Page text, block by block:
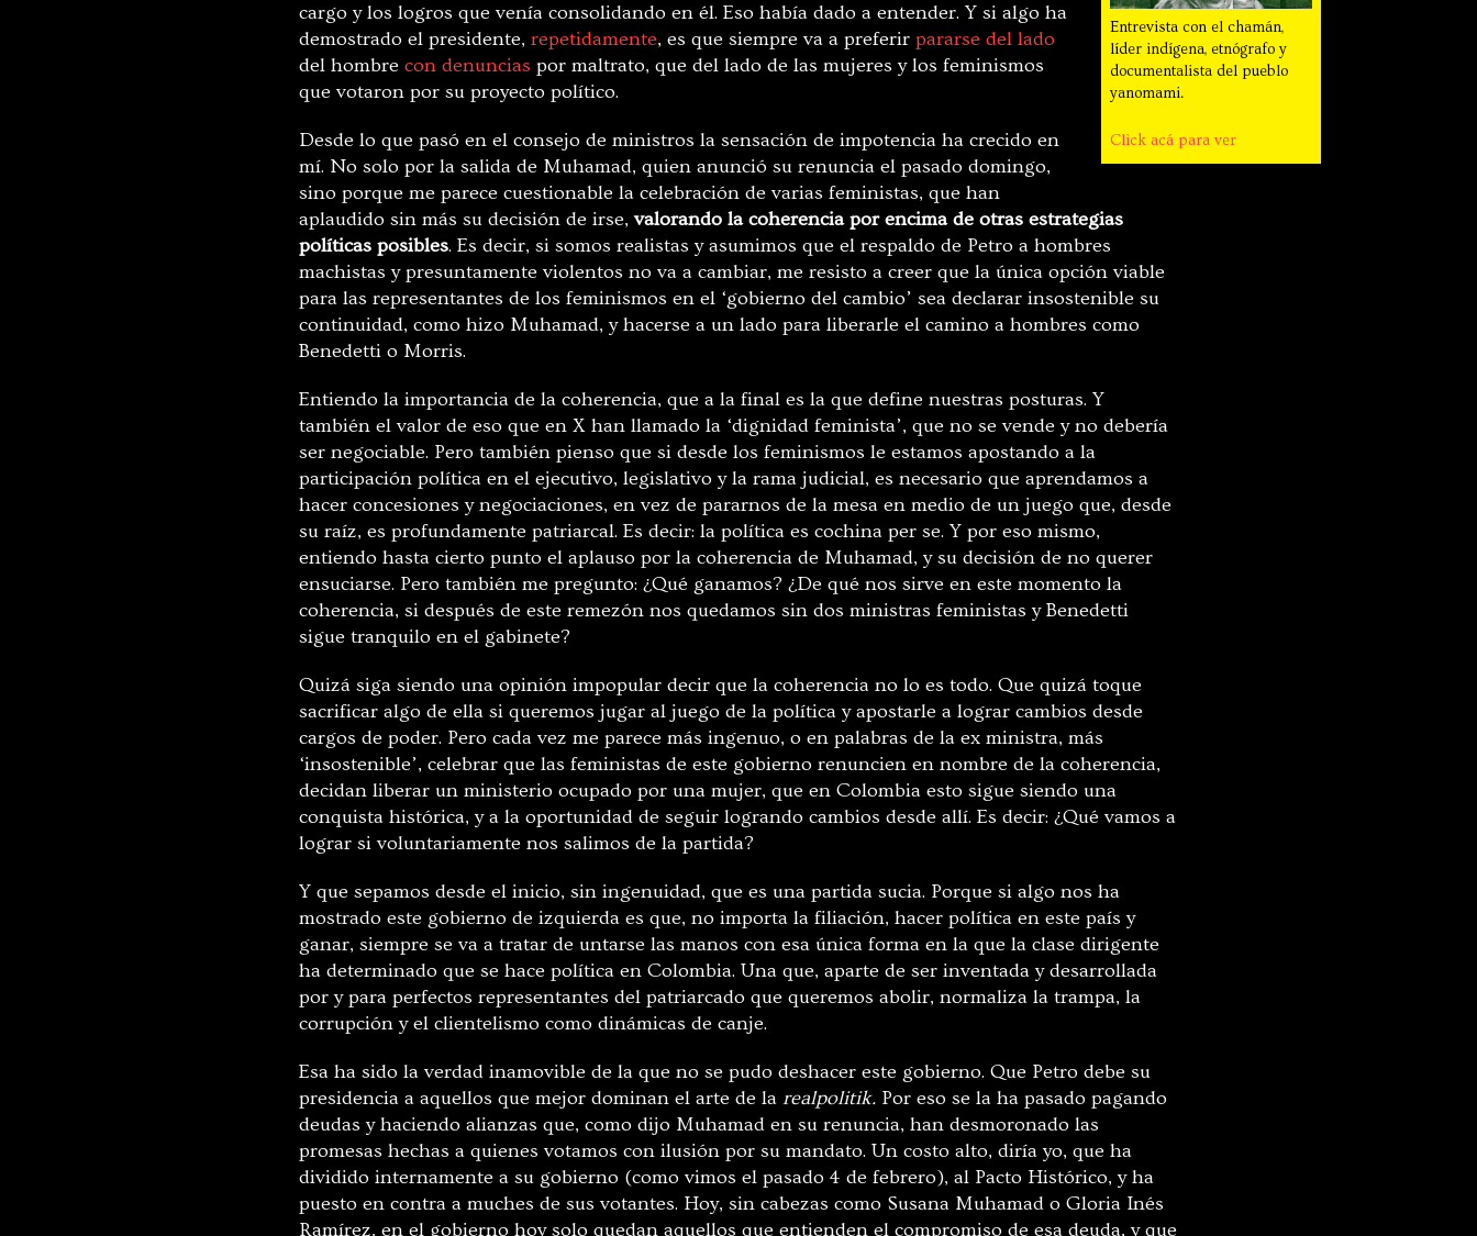
Entrevista con el chamán,
líder indígena, etnógrafo y
documentalista del pueblo
yanomami.
Click acá para ver
cargo y los logros que venía consolidando en él. Eso había dado a entender. Y si algo ha
demostrado el presidente, repetidamente, es que siempre va a preferir pararse del lado
del hombre con denuncias por maltrato, que del lado de las mujeres y los feminismos
que votaron por su proyecto político.
Desde lo que pasó en el consejo de ministros la sensación de impotencia ha crecido en
mí. No solo por la salida de Muhamad, quien anunció su renuncia el pasado domingo,
sino porque me parece cuestionable la celebración de varias feministas, que han
aplaudido sin más su decisión de irse, valorando la coherencia por encima de otras estrategias
políticas posibles. Es decir, si somos realistas y asumimos que el respaldo de Petro a hombres
machistas y presuntamente violentos no va a cambiar, me resisto a creer que la única opción viable
para las representantes de los feminismos en el ‘gobierno del cambio’ sea declarar insostenible su
continuidad, como hizo Muhamad, y hacerse a un lado para liberarle el camino a hombres como
Benedetti o Morris.
Entiendo la importancia de la coherencia, que a la final es la que define nuestras posturas. Y
también el valor de eso que en X han llamado la ‘dignidad feminista’, que no se vende y no debería
ser negociable. Pero también pienso que si desde los feminismos le estamos apostando a la
participación política en el ejecutivo, legislativo y la rama judicial, es necesario que aprendamos a
hacer concesiones y negociaciones, en vez de pararnos de la mesa en medio de un juego que, desde
su raíz, es profundamente patriarcal. Es decir: la política es cochina per se. Y por eso mismo,
entiendo hasta cierto punto el aplauso por la coherencia de Muhamad, y su decisión de no querer
ensuciarse. Pero también me pregunto: ¿Qué ganamos? ¿De qué nos sirve en este momento la
coherencia, si después de este remezón nos quedamos sin dos ministras feministas y Benedetti
sigue tranquilo en el gabinete?
Quizá siga siendo una opinión impopular decir que la coherencia no lo es todo. Que quizá toque
sacrificar algo de ella si queremos jugar al juego de la política y apostarle a lograr cambios desde
cargos de poder. Pero cada vez me parece más ingenuo, o en palabras de la ex ministra, más
‘insostenible’, celebrar que las feministas de este gobierno renuncien en nombre de la coherencia,
decidan liberar un ministerio ocupado por una mujer, que en Colombia esto sigue siendo una
conquista histórica, y a la oportunidad de seguir logrando cambios desde allí. Es decir: ¿Qué vamos a
lograr si voluntariamente nos salimos de la partida?
Y que sepamos desde el inicio, sin ingenuidad, que es una partida sucia. Porque si algo nos ha
mostrado este gobierno de izquierda es que, no importa la filiación, hacer política en este país y
ganar, siempre se va a tratar de untarse las manos con esa única forma en la que la clase dirigente
ha determinado que se hace política en Colombia. Una que, aparte de ser inventada y desarrollada
por y para perfectos representantes del patriarcado que queremos abolir, normaliza la trampa, la
corrupción y el clientelismo como dinámicas de canje.
Esa ha sido la verdad inamovible de la que no se pudo deshacer este gobierno. Que Petro debe su
presidencia a aquellos que mejor dominan el arte de la realpolitik. Por eso se la ha pasado pagando
deudas y haciendo alianzas que, como dijo Muhamad en su renuncia, han desmoronado las
promesas hechas a quienes votamos con ilusión por su mandato. Un costo alto, diría yo, que ha
dividido internamente a su gobierno (como vimos el pasado 4 de febrero), al Pacto Histórico, y ha
puesto en contra a muches de sus votantes. Hoy, sin cabezas como Susana Muhamad o Gloria Inés
Ramírez, en el gobierno hoy solo quedan aquellos que entienden el compromiso de esa deuda, y que